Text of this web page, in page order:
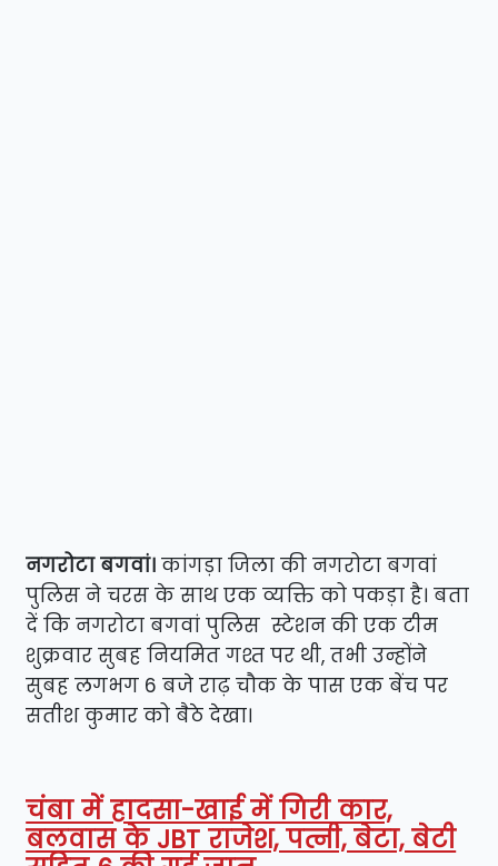
नगरोटा बगवां। कांगड़ा जिला की नगरोटा बगवां
पुलिस ने चरस के साथ एक व्यक्ति को पकड़ा है। बता
दें कि नगरोटा बगवां पुलिस स्टेशन की एक टीम
शुक्रवार सुबह नियमित गश्त पर थी, तभी उन्होंने
सुबह लगभग 6 बजे राढ़ चौक के पास एक बेंच पर
सतीश कुमार को बैठे देखा।
चंबा में हादसा-खाई में गिरी कार,
बलवास के JBT राजेश, पत्नी, बेटा, बेटी